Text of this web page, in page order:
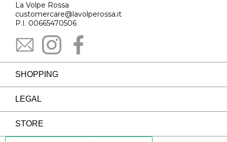
La Volpe Rossa
customercare@lavolperossa.it
P.I. 00665470506
SHOPPING
LEGAL
STORE